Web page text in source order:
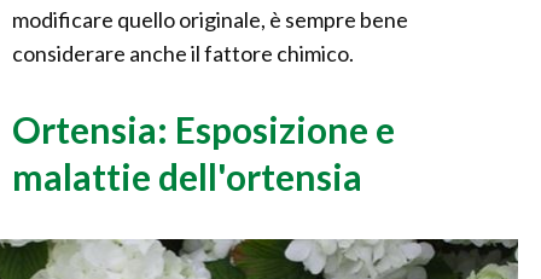
modificare quello originale, è sempre bene
considerare anche il fattore chimico.
Ortensia: Esposizione e
malattie dell'ortensia